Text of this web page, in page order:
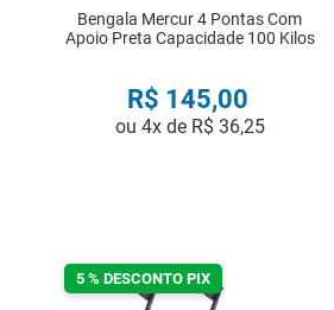
Bengala Mercur 4 Pontas Com
Apoio Preta Capacidade 100 Kilos
R$ 145,00
ou 4x de R$ 36,25
5 % DESCONTO PIX